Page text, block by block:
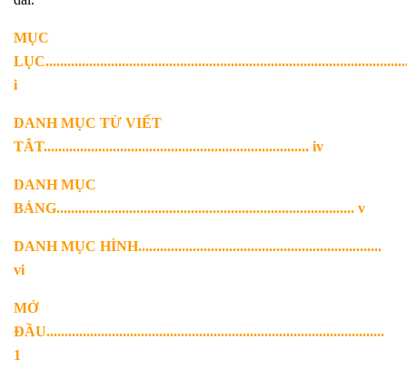
MỤC
i
DANH MỤC TỪ VIẾT
TẮT......................................................................... iv
DANH MỤC
BẢNG.................................................................................. v
DANH MỤC HÌNH...................................................................
vi
MỞ
ĐẦU.............................................................................................
1